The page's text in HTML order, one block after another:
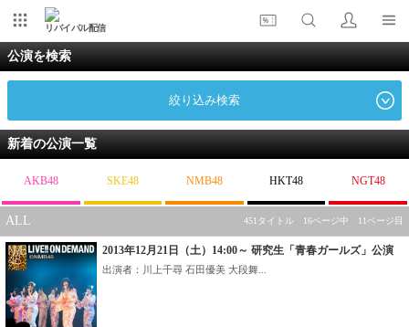
リバイバル配信
公演を検索
絞り込み検索
新着の公演一覧
AKB48 SKE48 NMB48 HKT48 NGT48
ALL 451タイトル 16ページ中 11ページ目
2013年12月21日（土）14:00～ 研究生「青春ガールズ」公演
出演者：川上千尋 石田優美 大段舞...